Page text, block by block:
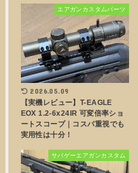
エアガンカスタムパーツ
2026.05.09
【実機レビュー】T-EAGLE
EOX 1.2-6x24IR 可変倍率ショ
ートスコープ｜コスパ重視でも
実用性は十分！
サバゲーエアガンカスタム